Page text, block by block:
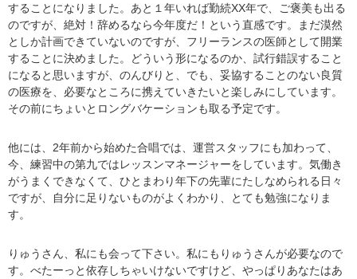
することになりました。あと１年いれば勤続XX年で、ご褒美も出る
のですが、絶対！辞めるなら今年度だ！という直感です。まだ漠然
としか計画できていないのですが、フリーランスの医師として開業
することに決めました。どういう形になるのか、試行錯誤すること
になると思いますが、のんびりと、でも、妥協することのない良質
の医療を、必要なところに携えていきたいと楽しみにしています。
その前にちょいとロングバケーションも取る予定です。
他には、2年前から始めた合唱では、運営スタッフにも加わって、
今、練習中の第九ではレッスンマネージャーをしています。気働き
がうまくできなくて、ひとまわり年下の先輩にたしなめられる日々
ですが、自分に足りないものがよくわかり、とても勉強になりま
す。
りゅうさん、私にも会って下さい。私にもりゅうさんが必要なので
す。べたーっと依存しちゃいけないですけど、やっぱりあなたはあ